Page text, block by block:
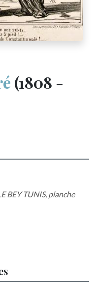
(1808 -
BEY TUNIS, planche